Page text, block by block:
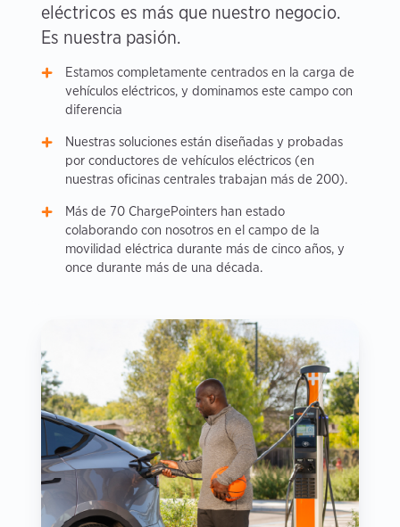
eléctricos es más que nuestro negocio.
Es nuestra pasión.
Estamos completamente centrados en la carga de
vehículos eléctricos, y dominamos este campo con
diferencia
Nuestras soluciones están diseñadas y probadas
por conductores de vehículos eléctricos (en
nuestras oficinas centrales trabajan más de 200).
Más de 70 ChargePointers han estado
colaborando con nosotros en el campo de la
movilidad eléctrica durante más de cinco años, y
once durante más de una década.